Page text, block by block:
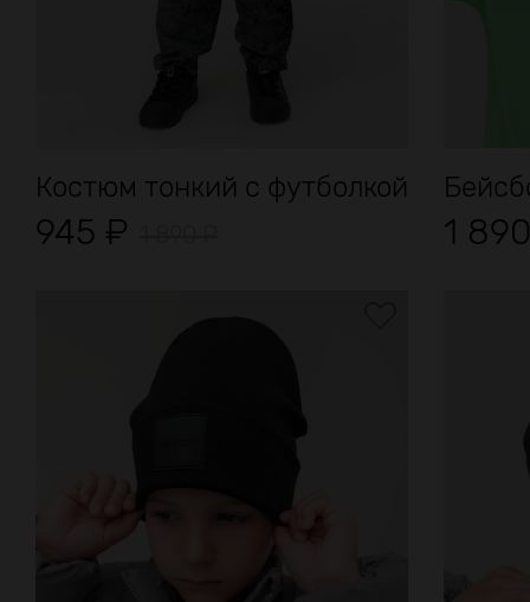
Костюм тонкий с футболкой
945 ₽ 1